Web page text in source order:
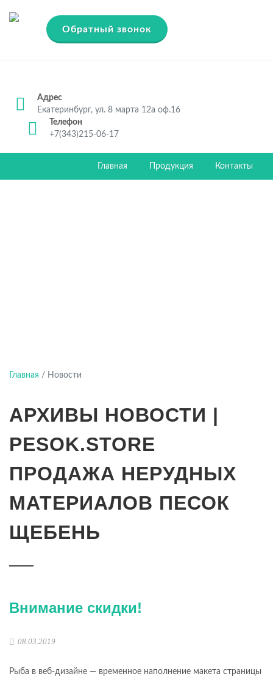
Обратный звонок
Адрес
Екатеринбург, ул. 8 марта 12а оф.16
Телефон
+7(343)215-06-17
Главная Продукция Контакты
Главная / Новости
АРХИВЫ НОВОСТИ |
PESOK.STORE
ПРОДАЖА НЕРУДНЫХ
МАТЕРИАЛОВ ПЕСОК
ЩЕБЕНЬ
Внимание скидки!
08.03.2019
Рыба в веб-дизайне — временное наполнение макета страницы